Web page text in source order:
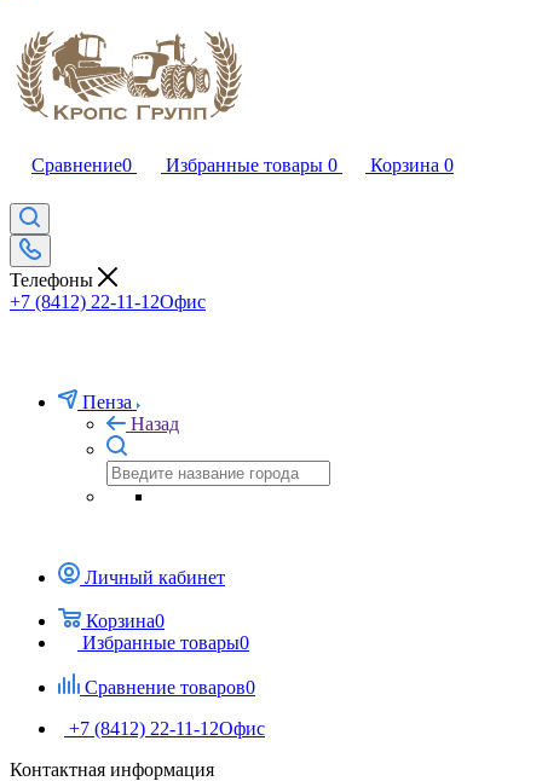
Сравнение0 Избранные товары 0 Корзина 0
Телефоны
+7 (8412) 22-11-12Офис
Пенза
Назад
Личный кабинет
Корзина0
Избранные товары0
Сравнение товаров0
+7 (8412) 22-11-12Офис
Контактная информация